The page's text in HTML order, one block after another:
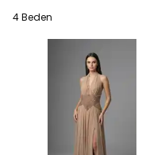
4 Beden